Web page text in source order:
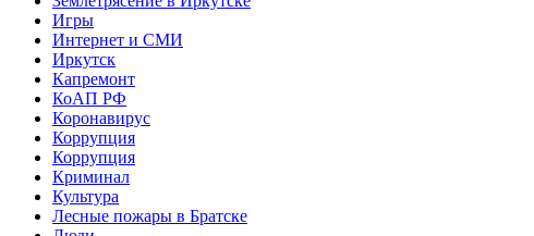
Игры
Интернет и СМИ
Иркутск
Капремонт
КоАП РФ
Коронавирус
Коррупция
Коррупция
Криминал
Культура
Лесные пожары в Братске